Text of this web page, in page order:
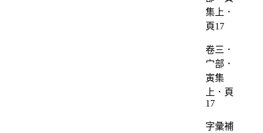
卷三．
宀部．
寅集
上．頁
17
字彙補